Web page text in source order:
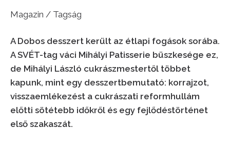
Magazin / Tagság
A Dobos desszert került az étlapi fogások sorába.
A SVÉT-tag váci Mihályi Patisserie büszkesége ez,
de Mihályi László cukrászmestertől többet
kapunk, mint egy desszertbemutató: korrajzot,
visszaemlékezést a cukrászati reformhullám
előtti sötétebb időkről és egy fejlődéstörténet
első szakaszát.